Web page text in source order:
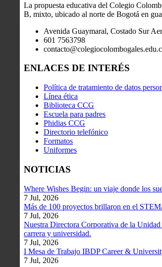
La propuesta educativa del Colegio
B, mixto, ubicado al norte de Bogotá en
Avenida Guaymaral, Costado Sur
601 7563798
ENLACES DE INTERÉS
Política de tratamiento de datos
Línea ética
Biblioteca CCG
Escuela para padres
Phidias CCG
Directorio telefónico
Formatos
Uniformes
NOTICIAS
Where Wishes Begin: un viaje donde los
7 Jul, 2026
Más de 100 proyectos brillaron en el
7 Jul, 2026
Nuestra Directora Corporativa de la
carrera y universidad.
7 Jul, 2026
I Mesa de Trabajo IBDP Career &
7 Jul, 2026